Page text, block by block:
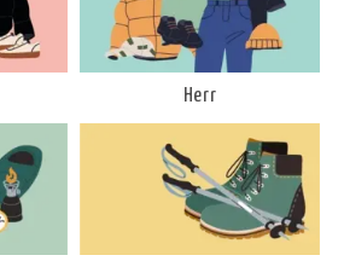
Herr